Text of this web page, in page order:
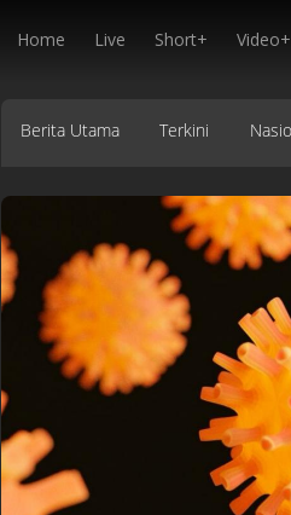
Home Live Short+ Video+
Berita Utama Terkini